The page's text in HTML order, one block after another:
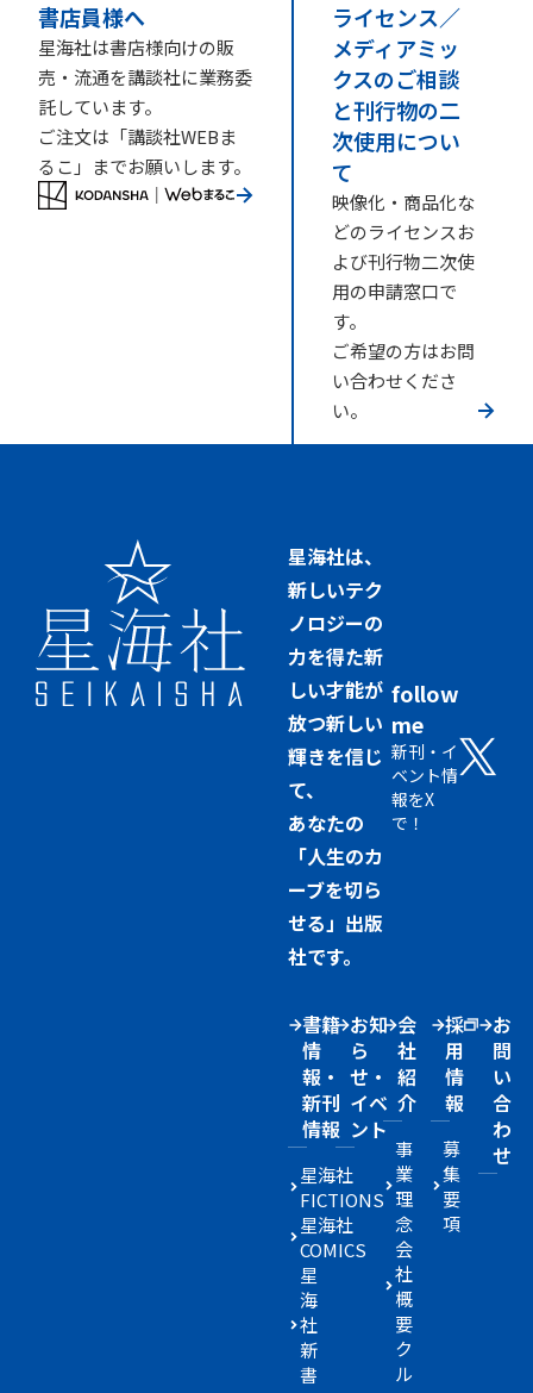
書店員様へ
星海社は書店様向けの販
売・流通を講談社に業務委
託しています。
ご注文は「講談社WEBま
るこ」までお願いします。
ライセンス／
メディアミッ
クスのご相談
と刊行物の二
次使用につい
て
映像化・商品化な
どのライセンスお
よび刊行物二次使
用の申請窓口で
す。
ご希望の方はお問
い合わせくださ
い。
星海社は、
新しいテク
ノロジーの
力を得た新
しい才能が
放つ新しい
輝きを信じ
て、
あなたの
「人生のカ
ーブを切ら
せる」出版
社です。
follow
me
新刊・イ
ベント情
報をX
で！
書籍
情
報・
新刊
情報
星海社
FICTIONS
星海社
COMICS
星
海
社
新
書
お知
ら
せ・
イベ
ント
会
社
紹
介
事
業
理
念
会
社
概
要
ク
ル
採
用
情
報
募
集
要
項
お
問
い
合
わ
せ